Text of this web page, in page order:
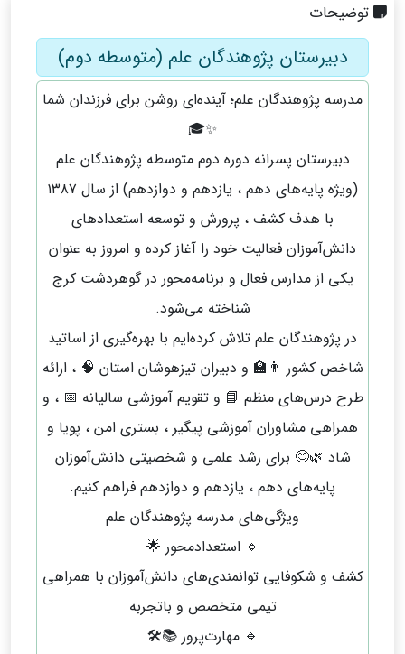
توضیحات
دبیرستان پژوهندگان علم (متوسطه دوم)
مدرسه پژوهندگان علم؛ آینده‌ای روشن برای فرزندان شما
✨🎓
دبیرستان پسرانه دوره دوم متوسطه پژوهندگان علم
(ویژه پایه‌های دهم ، یازدهم و دوازدهم) از سال ۱۳۸۷
با هدف کشف ، پرورش و توسعه استعدادهای
دانش‌آموزان فعالیت خود را آغاز کرده و امروز به عنوان
یکی از مدارس فعال و برنامه‌محور در گوهردشت کرج
شناخته می‌شود.
در پژوهندگان علم تلاش کرده‌ایم با بهره‌گیری از اساتید
شاخص کشور 👨‍🏫 و دبیران تیزهوشان استان 🧠 ، ارائه
طرح درس‌های منظم 📘 و تقویم آموزشی سالیانه 📅 ، و
همراهی مشاوران آموزشی پیگیر ، بستری امن ، پویا و
شاد 🌿😊 برای رشد علمی و شخصیتی دانش‌آموزان
پایه‌های دهم ، یازدهم و دوازدهم فراهم کنیم.
ویژگی‌های مدرسه پژوهندگان علم
🔹 استعدادمحور 🌟
کشف و شکوفایی توانمندی‌های دانش‌آموزان با همراهی
تیمی متخصص و باتجربه
🔹 مهارت‌پرور 📚🛠️